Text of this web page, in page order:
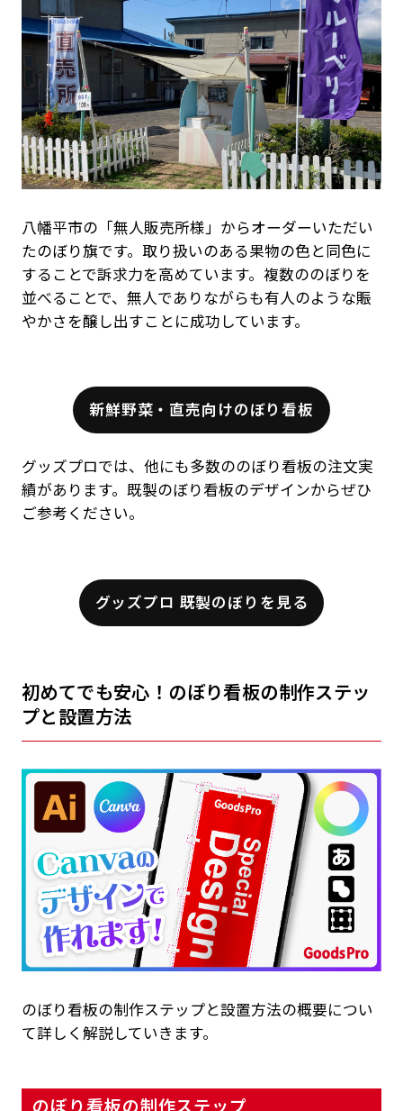
八幡平市の「無人販売所様」からオーダーいただい
たのぼり旗です。取り扱いのある果物の色と同色に
することで訴求力を高めています。複数ののぼりを
並べることで、無人でありながらも有人のような賑
やかさを醸し出すことに成功しています。
新鮮野菜・直売向けのぼり看板
グッズプロでは、他にも多数ののぼり看板の注文実
績があります。既製のぼり看板のデザインからぜひ
ご参考ください。
グッズプロ 既製のぼりを見る
初めてでも安心！のぼり看板の制作ステッ
プと設置方法
のぼり看板の制作ステップと設置方法の概要につい
て詳しく解説していきます。